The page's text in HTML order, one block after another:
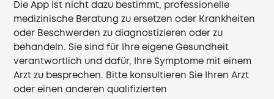
Die App ist nicht dazu bestimmt, professionelle
medizinische Beratung zu ersetzen oder Krankheiten
oder Beschwerden zu diagnostizieren oder zu
behandeln. Sie sind für Ihre eigene Gesundheit
verantwortlich und dafür, Ihre Symptome mit einem
Arzt zu besprechen. Bitte konsultieren Sie Ihren Arzt
oder einen anderen qualifizierten